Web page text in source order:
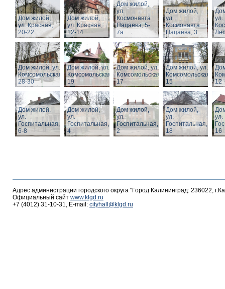
Дом жилой,
ул. Красная,
20-22
Дом жилой,
ул. Красная,
12-14
Дом жилой,
ул.
Космонавта
Пацаева, 5-
7а
Дом жилой,
ул.
Космонавта
Пацаева, 3
ул.
Дом жилой, ул.
Комсомольская,
28-30
Дом жилой, ул.
Комсомольская,
19
Дом жилой, ул.
Комсомольская,
17
Дом жилой, ул.
Комсомольская,
15
12
Дом жилой,
ул.
Госпитальная,
6-8
Дом жилой,
ул.
Госпитальная,
4
Дом жилой,
ул.
Госпитальная,
2
Дом жилой,
ул.
Госпитальная,
18
ул.
16
Адрес администрации городского округа "Город Калининград: 236022,
Официальный сайт www.klgd.ru
+7 (4012) 31-10-31, E-mail: cityhall@klgd.ru